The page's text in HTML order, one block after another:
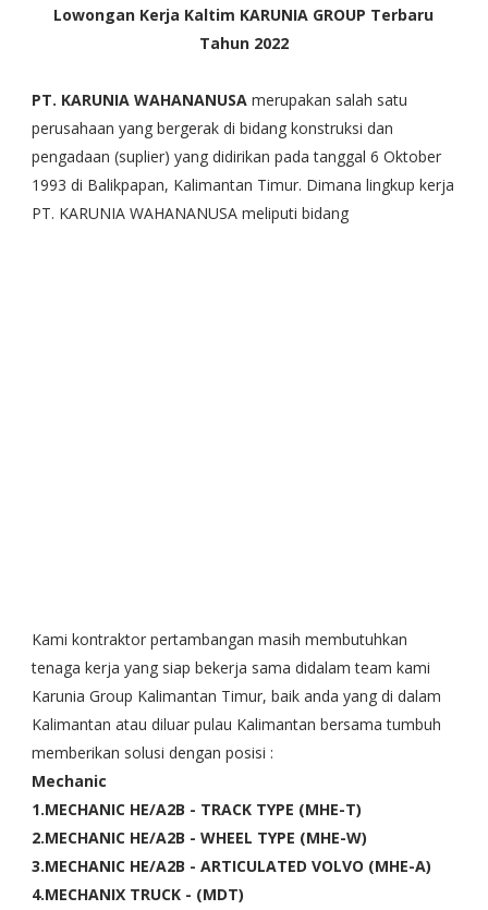
Lowongan Kerja Kaltim KARUNIA GROUP Terbaru
Tahun 2022
PT. KARUNIA WAHANANUSAmerupakan salah satu
perusahaan yang bergerak di bidang konstruksi dan
pengadaan (suplier) yang didirikan pada tanggal 6 Oktober
1993 di Balikpapan, Kalimantan Timur. Dimana lingkup kerja
PT. KARUNIA WAHANANUSA meliputi bidang
Kami kontraktor pertambangan masih membutuhkan
tenaga kerja yang siap bekerja sama didalam team kami
Karunia Group Kalimantan Timur, baik anda yang di dalam
Kalimantan atau diluar pulau Kalimantan bersama tumbuh
memberikan solusi dengan posisi :
Mechanic
1.MECHANIC HE/A2B - TRACK TYPE (MHE-T)
2.MECHANIC HE/A2B - WHEEL TYPE (MHE-W)
3.MECHANIC HE/A2B - ARTICULATED VOLVO (MHE-A)
4.MECHANIX TRUCK - (MDT)